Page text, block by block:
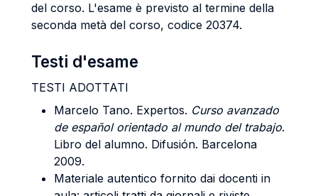
del corso. L'esame è previsto al termine della
seconda metà del corso, codice 20374.
Testi d'esame
TESTI ADOTTATI
Marcelo Tano. Expertos. Curso avanzado
de español orientado al mundo del trabajo.
Libro del alumno. Difusión. Barcelona
2009.
Materiale autentico fornito dai docenti in